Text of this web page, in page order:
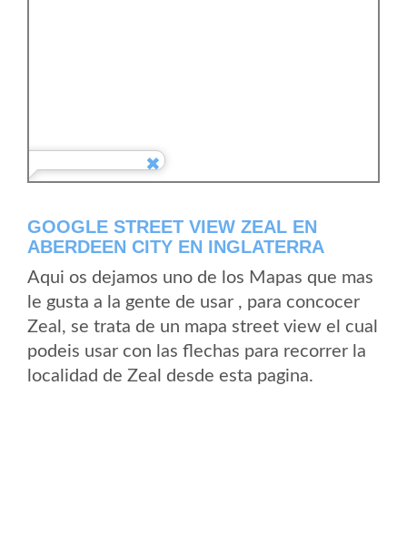
GOOGLE STREET VIEW ZEAL EN
ABERDEEN CITY EN INGLATERRA
Aqui os dejamos uno de los Mapas que mas
le gusta a la gente de usar , para concocer
Zeal, se trata de un mapa street view el cual
podeis usar con las flechas para recorrer la
localidad de Zeal desde esta pagina.